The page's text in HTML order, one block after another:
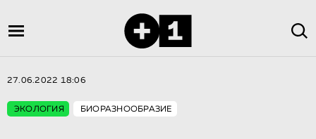
27.06.2022 18:06
ЭКОЛОГИЯ БИОРАЗНООБРАЗИЕ